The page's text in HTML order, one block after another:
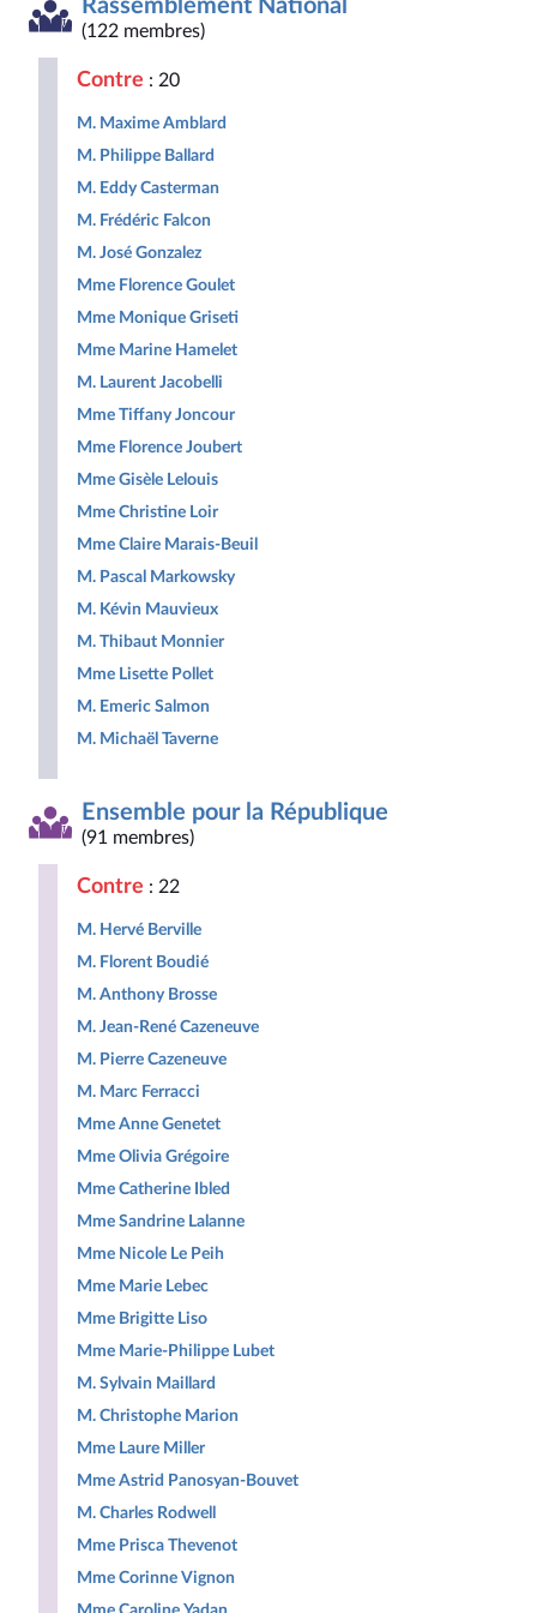
Nouveau
Front
Démocrate
Républicaine
des
non
Rassemblement National
(122 membres)
Contre : 20
M. Maxime Amblard
M. Philippe Ballard
M. Eddy Casterman
M. Frédéric Falcon
M. José Gonzalez
Mme Florence Goulet
Mme Monique Griseti
Mme Marine Hamelet
M. Laurent Jacobelli
Mme Tiffany Joncour
Mme Florence Joubert
Mme Gisèle Lelouis
Mme Christine Loir
Mme Claire Marais-Beuil
M. Pascal Markowsky
M. Kévin Mauvieux
M. Thibaut Monnier
Mme Lisette Pollet
M. Emeric Salmon
M. Michaël Taverne
Ensemble pour la République
(91 membres)
Contre : 22
M. Hervé Berville
M. Florent Boudié
M. Anthony Brosse
M. Jean-René Cazeneuve
M. Pierre Cazeneuve
M. Marc Ferracci
Mme Anne Genetet
Mme Olivia Grégoire
Mme Catherine Ibled
Mme Sandrine Lalanne
Mme Nicole Le Peih
Mme Marie Lebec
Mme Brigitte Liso
Mme Marie-Philippe Lubet
M. Sylvain Maillard
M. Christophe Marion
Mme Laure Miller
Mme Astrid Panosyan-Bouvet
M. Charles Rodwell
Mme Prisca Thevenot
Mme Corinne Vignon